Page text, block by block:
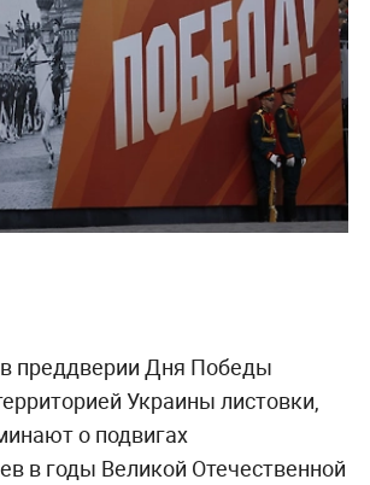
преддверии Дня Победы
Украины листовки,
о подвигах
в годы Великой Отечественной